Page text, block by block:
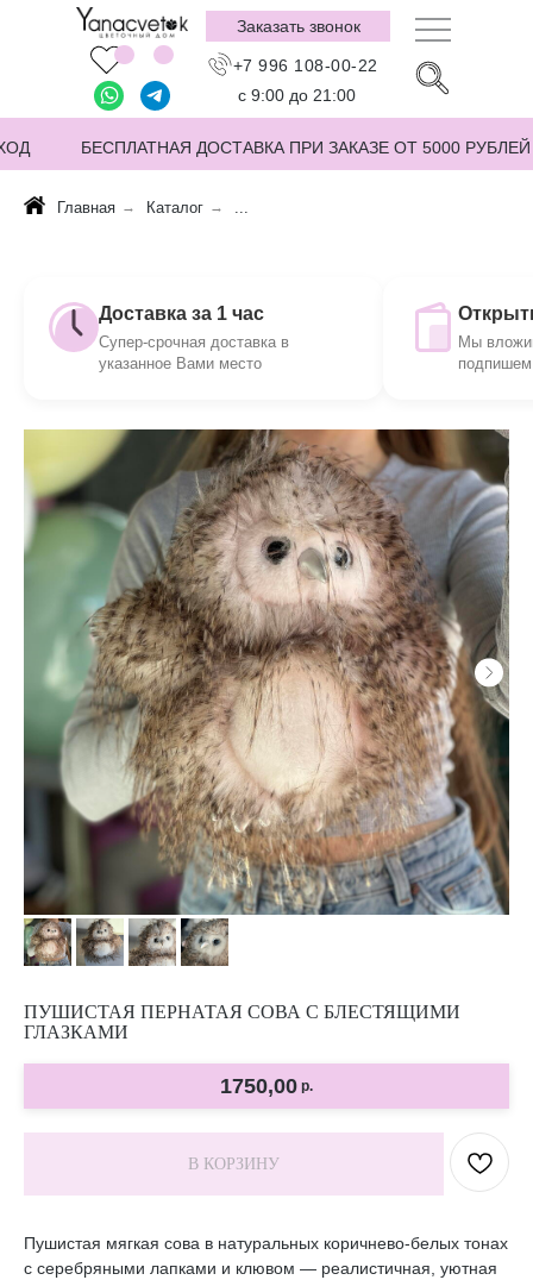
+7 996 108-00-22
Заказать звонок
БЕСПЛАТНАЯ ДОСТАВКА ПРИ ЗАКАЗЕ ОТ 5000 РУБЛЕЙ
с 9:00 до 21:00
Главная → Каталог → ...
Доставка за 1 час
Супер-срочная доставка в
указанное Вами место
Мы
ПУШИСТАЯ ПЕРНАТАЯ СОВА С БЛЕСТЯЩИМИ
ГЛАЗКАМИ
1750,00 р.
В КОРЗИНУ
Пушистая мягкая сова в натуральных коричнево-белых тонах
с серебряными лапками и клювом — реалистичная, уютная